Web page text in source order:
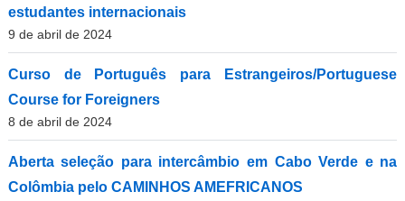
estudantes internacionais
9 de abril de 2024
Curso de Português para Estrangeiros/Portuguese
Course for Foreigners
8 de abril de 2024
Aberta seleção para intercâmbio em Cabo Verde e na
Colômbia pelo CAMINHOS AMEFRICANOS